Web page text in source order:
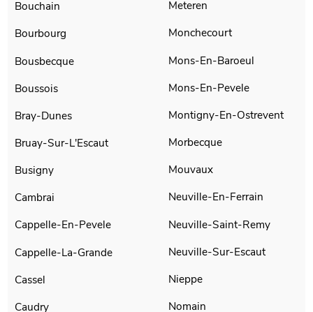
Bouchain
Bourbourg
Bousbecque
Boussois
Bray-Dunes
Bruay-Sur-L'Escaut
Busigny
Cambrai
Cappelle-En-Pevele
Cappelle-La-Grande
Cassel
Caudry
Meteren
Monchecourt
Mons-En-Baroeul
Mons-En-Pevele
Montigny-En-Ostrevent
Morbecque
Mouvaux
Neuville-En-Ferrain
Neuville-Saint-Remy
Neuville-Sur-Escaut
Nieppe
Nomain